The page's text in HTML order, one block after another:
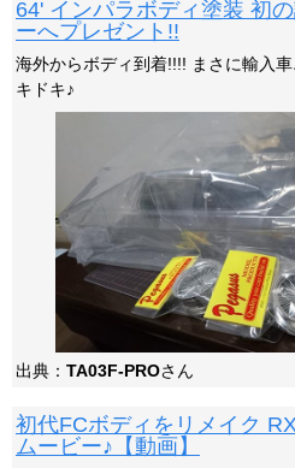
64' インパラボディ塗装 初
ーへプレゼント!!
海外からボディ到着!!!! まさに輸入
キドキ♪
出典： TA03F-PROさん
初代FCボディをリメイク
ムービー♪【動画】